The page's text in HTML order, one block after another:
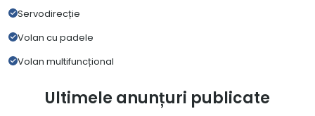
Servodirecție
Volan cu padele
Volan multifuncțional
Ultimele anunțuri publicate